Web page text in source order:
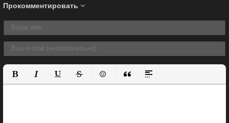
Прокомментировать
Полужирный
КурсивПодчеркнутый
ЗачеркнутыйВставить смайлик
Вставка цитаты
Вставка спойлера